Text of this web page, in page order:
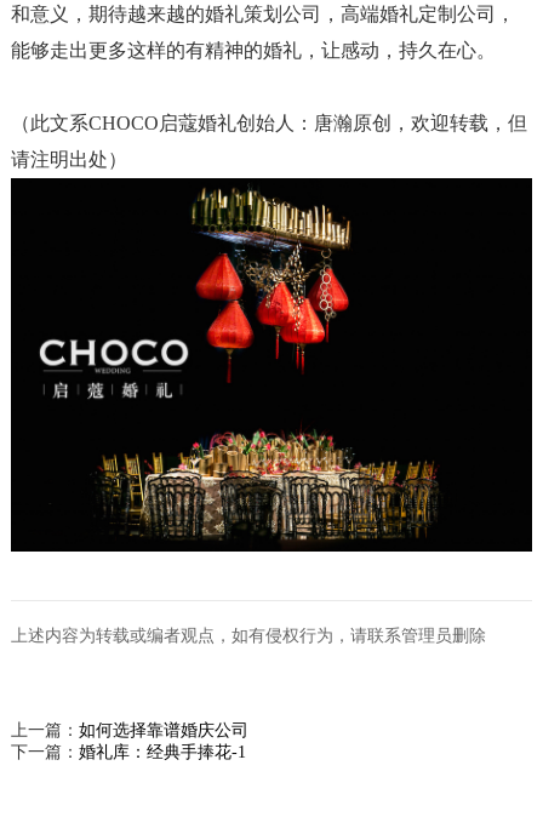
和意义，期待越来越的婚礼策划公司，高端婚礼定制公司，
能够走出更多这样的有精神的婚礼，让感动，持久在心。
（此文系CHOCO启蔻婚礼创始人：唐瀚原创，欢迎转载，但
请注明出处）
上述内容为转载或编者观点，如有侵权行为，请联系管理员删除
上一篇： 如何选择靠谱婚庆公司
下一篇： 婚礼库：经典手捧花-1